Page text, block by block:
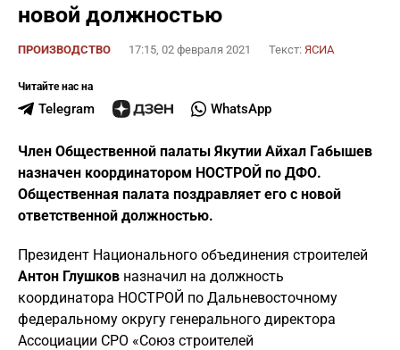
новой должностью
ПРОИЗВОДСТВО 17:15, 02 февраля 2021 Текст: ЯСИА
Читайте нас на
Telegram WhatsApp
Член Общественной палаты Якутии Айхал Габышев
назначен координатором НОСТРОЙ по ДФО.
Общественная палата поздравляет его с новой
ответственной должностью.
Президент Национального объединения строителей
Антон Глушков назначил на должность
координатора НОСТРОЙ по Дальневосточному
федеральному округу генерального директора
Ассоциации СРО «Союз строителей